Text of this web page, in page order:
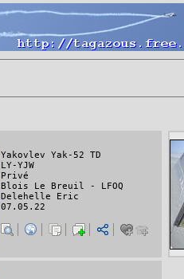
Yakovlev Yak-52 TD
LY-YJW
Privé
Blois Le Breuil - LFOQ
Delehelle Eric
07.05.22